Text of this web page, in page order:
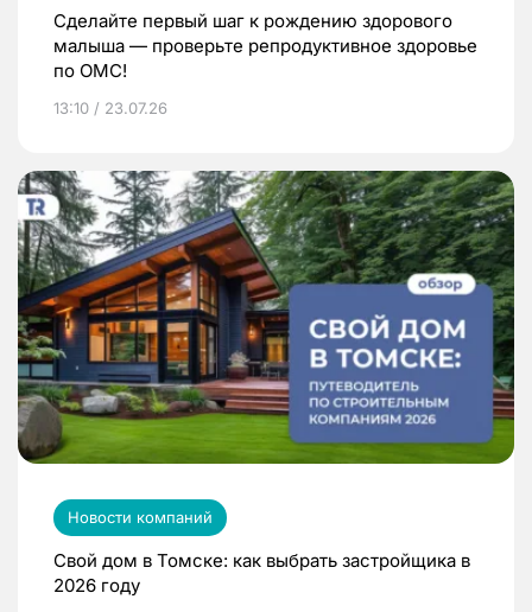
Сделайте первый шаг к рождению здорового
малыша — проверьте репродуктивное здоровье
по ОМС!
13:10 / 23.07.26
Новости компаний
Свой дом в Томске: как выбрать застройщика в
2026 году